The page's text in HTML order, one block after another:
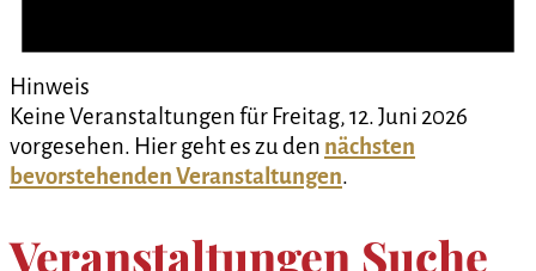
Hinweis
Keine Veranstaltungen für Freitag, 12. Juni 2026
vorgesehen. Hier geht es zu den nächsten
bevorstehenden Veranstaltungen.
Veranstaltungen Suche